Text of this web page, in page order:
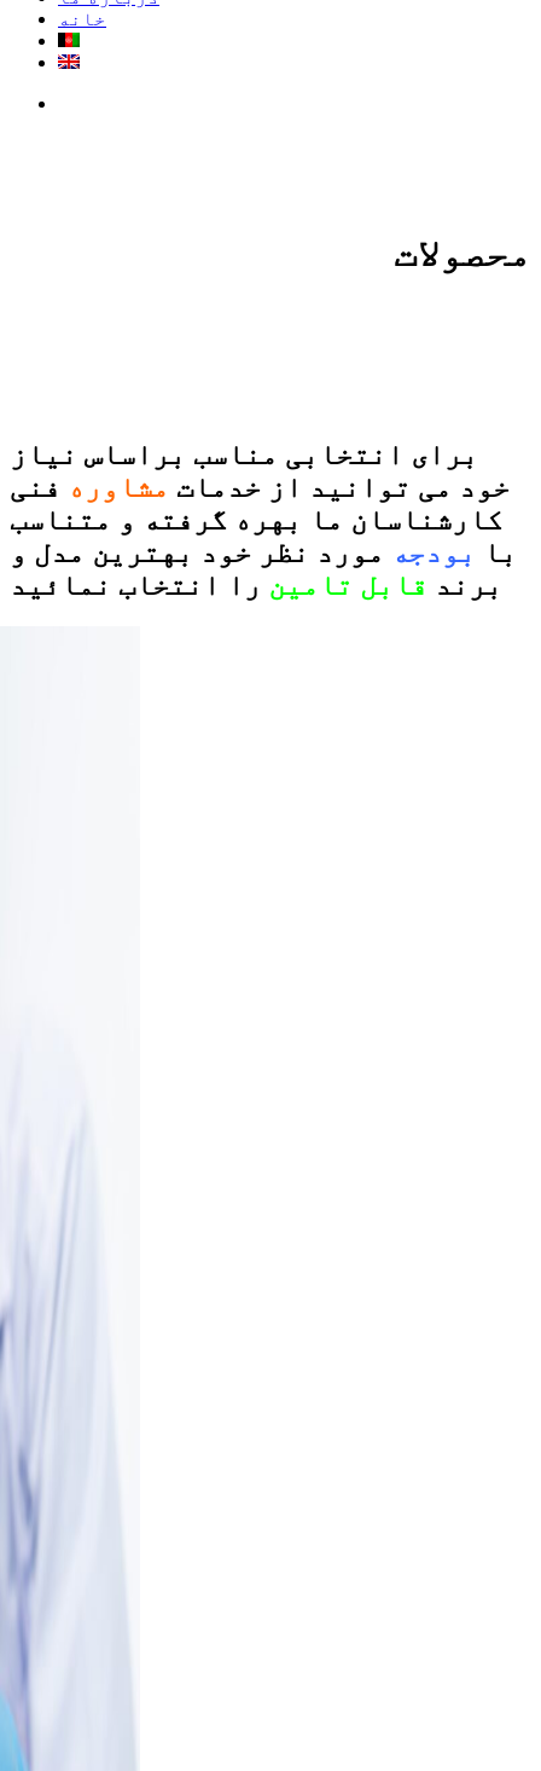
خانه
محصولات
برای انتخابی مناسب براساس نیاز
خود می توانید از خدمات مشاوره فنی
کارشناسان ما بهره گرفته و متناسب
با
بودجه مورد نظر خود بهترین مدل و
برند قابل تامین را انتخاب نمائید